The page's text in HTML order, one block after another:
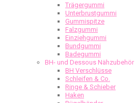
Trägergummi
Unterbrustgummi
Gummispitze
Falzgummi
Einziehgummi
Bundgummi
Badegummi
BH- und Dessous Nähzubehör
BH Verschlüsse
Schleifen & Co.
Ringe & Schieber
Haken